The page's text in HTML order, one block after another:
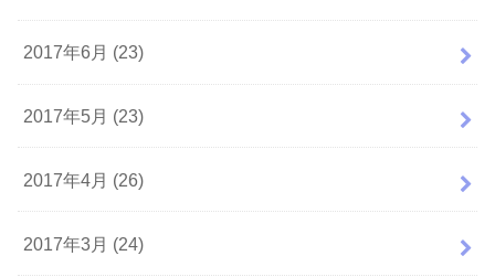
2017年6月 (23)
2017年5月 (23)
2017年4月 (26)
2017年3月 (24)